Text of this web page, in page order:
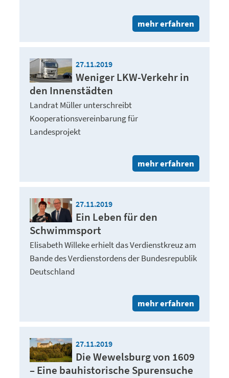
mehr erfahren
27.11.2019
Weniger LKW-Verkehr in
den Innenstädten
Landrat Müller unterschreibt
Kooperationsvereinbarung für
Landesprojekt
mehr erfahren
27.11.2019
Ein Leben für den
Schwimmsport
Elisabeth Willeke erhielt das Verdienstkreuz am
Bande des Verdienstordens der Bundesrepublik
Deutschland
mehr erfahren
27.11.2019
Die Wewelsburg von 1609
– Eine bauhistorische Spurensuche